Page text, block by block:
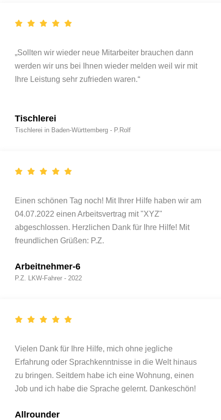
„Sollten wir wieder neue Mitarbeiter brauchen dann
werden wir uns bei Ihnen wieder melden weil wir mit
Ihre Leistung sehr zufrieden waren.“
Tischlerei
Tischlerei in Baden-Württemberg - P.Rolf
Einen schönen Tag noch! Mit Ihrer Hilfe haben wir am
04.07.2022 einen Arbeitsvertrag mit "XYZ"
abgeschlossen. Herzlichen Dank für Ihre Hilfe! Mit
freundlichen Grüßen: P.Z.
Arbeitnehmer-6
P.Z. LKW-Fahrer - 2022
Vielen Dank für Ihre Hilfe, mich ohne jegliche
Erfahrung oder Sprachkenntnisse in die Welt hinaus
zu bringen. Seitdem habe ich eine Wohnung, einen
Job und ich habe die Sprache gelernt. Dankeschön!
Allrounder